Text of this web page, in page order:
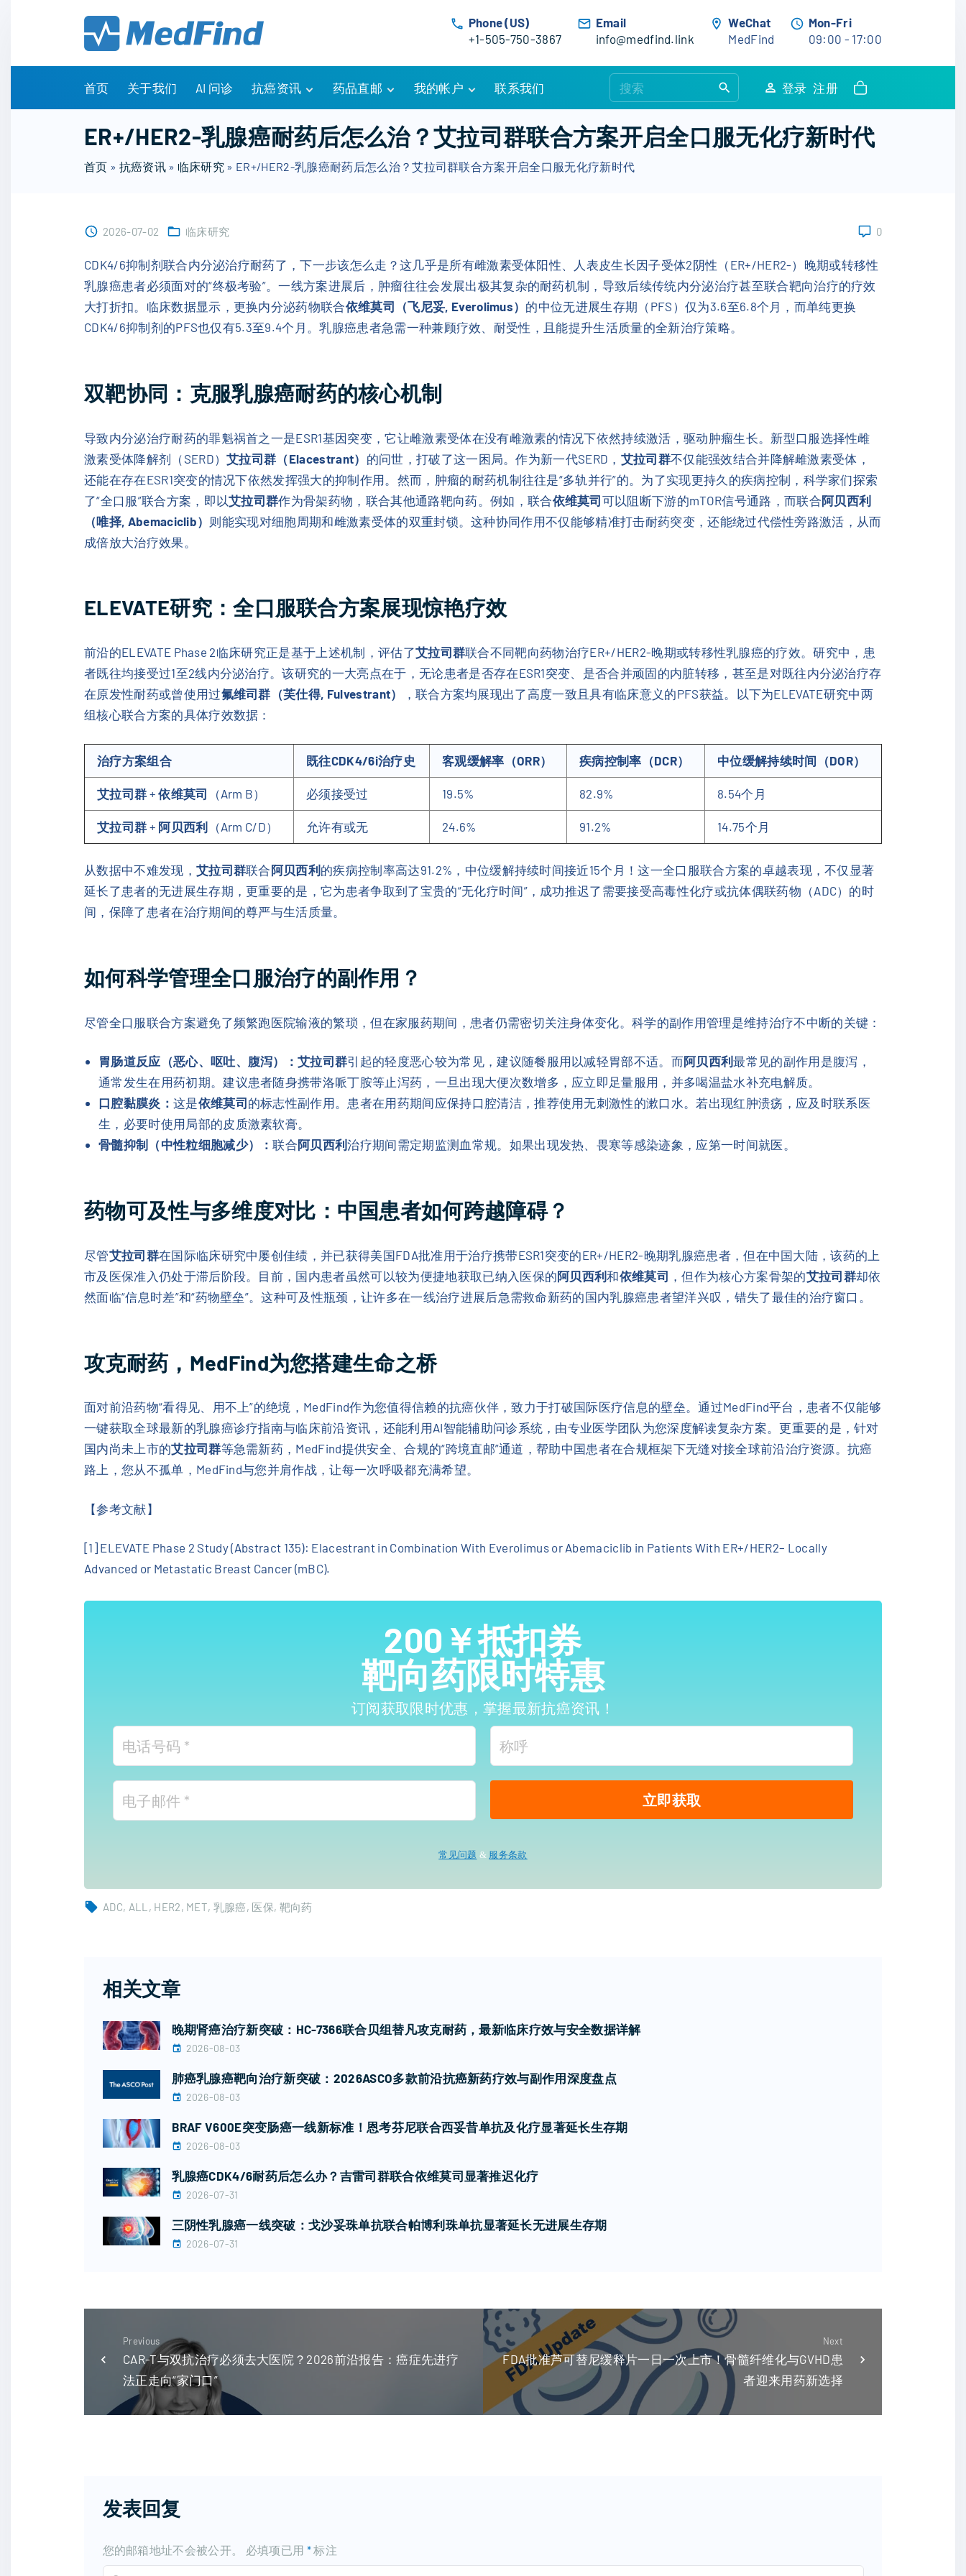
Phone (US)
+1-505-750-3867
Email
info@medfind.link
WeChat
MedFind
Mon-Fri
09:00 - 17:00
首页 关于我们 AI 问诊 抗癌资讯
有问有答
诊疗指南
药物信息
药品直邮
购物车
订单追踪
优惠活动
我的帐户
账户详情
我的订单
联系我们
e
r
登录 注册
ER+/HER2-乳腺癌耐药后怎么治？艾拉司群联合方案开启全口服无化疗新时代
首页 » 抗癌资讯» 临床研究 » ER+/HER2-乳腺癌耐药后怎么治？艾拉司群联合方案开启全口服无化疗新时代
2026-07-02 临床研究 0
CDK4/6抑制剂联合内分泌治疗耐药了，下一步该怎么走？这几乎是所有雌激素受体阳性、人表皮生长因子受体2阴性（ER+/HER2-）晚期或转移性
乳腺癌患者必须面对的“终极考验”。一线方案进展后，肿瘤往往会发展出极其复杂的耐药机制，导致后续传统内分泌治疗甚至联合靶向治疗的疗效
大打折扣。临床数据显示，更换内分泌药物联合依维莫司（飞尼妥, Everolimus） 的中位无进展生存期（PFS）仅为3.6至6.8个月，而单纯更换
CDK4/6抑制剂的PFS也仅有5.3至9.4个月。乳腺癌患者急需一种兼顾疗效、耐受性，且能提升生活质量的全新治疗策略。
双靶协同：克服乳腺癌耐药的核心机制
导致内分泌治疗耐药的罪魁祸首之一是ESR1基因突变，它让雌激素受体在没有雌激素的情况下依然持续激活，驱动肿瘤生长。新型口服选择性雌
激素受体降解剂（SERD）艾拉司群（Elacestrant） 的问世，打破了这一困局。作为新一代SERD， 艾拉司群不仅能强效结合并降解雌激素受体，
还能在存在ESR1突变的情况下依然发挥强大的抑制作用。然而，肿瘤的耐药机制往往是“多轨并行”的。为了实现更持久的疾病控制，科学家们探索
了“全口服”联合方案，即以艾拉司群作为骨架药物，联合其他通路靶向药。例如，联合依维莫司可以阻断下游的mTOR信号通路，而联合阿贝西利
（唯择, Abemaciclib） 则能实现对细胞周期和雌激素受体的双重封锁。这种协同作用不仅能够精准打击耐药突变，还能绕过代偿性旁路激活，从而
成倍放大治疗效果。
ELEVATE研究：全口服联合方案展现惊艳疗效
前沿的ELEVATE Phase 2临床研究正是基于上述机制，评估了艾拉司群联合不同靶向药物治疗ER+/HER2-晚期或转移性乳腺癌的疗效。研究中，患
者既往均接受过1至2线内分泌治疗。该研究的一大亮点在于，无论患者是否存在ESR1突变、是否合并顽固的内脏转移，甚至是对既往内分泌治疗存
在原发性耐药或曾使用过氟维司群（芙仕得, Fulvestrant）
，联合方案均展现出了高度一致且具有临床意义的PFS获益。以下为ELEVATE研究中两
组核心联合方案的具体疗效数据：
治疗方案组合 既往CDK4/6i治疗史 客观缓解率（ORR） 疾病控制率（DCR） 中位缓解持续时间（DOR）
艾拉司群 +依维莫司 （Arm B） 必须接受过 19.5% 82.9% 8.54个月
艾拉司群 + 阿贝西利 （Arm C/D） 允许有或无 24.6% 91.2% 14.75个月
从数据中不难发现， 艾拉司群联合阿贝西利的疾病控制率高达91.2%，中位缓解持续时间接近15个月！这一全口服联合方案的卓越表现，不仅显著
延长了患者的无进展生存期，更重要的是，它为患者争取到了宝贵的“无化疗时间”，成功推迟了需要接受高毒性化疗或抗体偶联药物（ADC）的时
间，保障了患者在治疗期间的尊严与生活质量。
如何科学管理全口服治疗的副作用？
尽管全口服联合方案避免了频繁跑医院输液的繁琐，但在家服药期间，患者仍需密切关注身体变化。科学的副作用管理是维持治疗不中断的关键：
胃肠道反应（恶心、呕吐、腹泻）：艾拉司群引起的轻度恶心较为常见，建议随餐服用以减轻胃部不适。而阿贝西利最常见的副作用是腹泻，
通常发生在用药初期。建议患者随身携带洛哌丁胺等止泻药，一旦出现大便次数增多，应立即足量服用，并多喝温盐水补充电解质。
口腔黏膜炎： 这是依维莫司 的标志性副作用。患者在用药期间应保持口腔清洁，推荐使用无刺激性的漱口水。若出现红肿溃疡，应及时联系医
生，必要时使用局部的皮质激素软膏。
骨髓抑制（中性粒细胞减少）：联合阿贝西利治疗期间需定期监测血常规。如果出现发热、畏寒等感染迹象，应第一时间就医。
药物可及性与多维度对比：中国患者如何跨越障碍？
尽管艾拉司群在国际临床研究中屡创佳绩，并已获得美国FDA批准用于治疗携带ESR1突变的ER+/HER2-晚期乳腺癌患者，但在中国大陆，该药的上
市及医保准入仍处于滞后阶段。目前，国内患者虽然可以较为便捷地获取已纳入医保的阿贝西利和依维莫司 ，但作为核心方案骨架的艾拉司群却依
然面临“信息时差”和“药物壁垒”。这种可及性瓶颈，让许多在一线治疗进展后急需救命新药的国内乳腺癌患者望洋兴叹，错失了最佳的治疗窗口。
攻克耐药，MedFind为您搭建生命之桥
面对前沿药物“看得见、用不上”的绝境，MedFind作为您值得信赖的抗癌伙伴，致力于打破国际医疗信息的壁垒。通过MedFind平台，患者不仅能够
一键获取全球最新的乳腺癌诊疗指南与临床前沿资讯，还能利用AI智能辅助问诊系统，由专业医学团队为您深度解读复杂方案。更重要的是，针对
国内尚未上市的艾拉司群等急需新药，MedFind提供安全、合规的“跨境直邮”通道，帮助中国患者在合规框架下无缝对接全球前沿治疗资源。抗癌
路上，您从不孤单，MedFind与您并肩作战，让每一次呼吸都充满希望。
【参考文献】
[1] ELEVATE Phase 2 Study (Abstract 135): Elacestrant in Combination With Everolimus or Abemaciclib in Patients With ER+/HER2– Locally
Advanced or Metastatic Breast Cancer (mBC).
200￥抵扣券
靶向药限时特惠
订阅获取限时优惠，掌握最新抗癌资讯！
常见问题 & 服务条款
ADC ALL HER2 MET 乳腺癌 医保 靶向药
相关文章
晚期肾癌治疗新突破：HC-7366联合贝组替凡攻克耐药，最新临床疗效与安全数据详解
2026-08-03
肺癌乳腺癌靶向治疗新突破：2026ASCO多款前沿抗癌新药疗效与副作用深度盘点
2026-08-03
BRAF V600E突变肠癌一线新标准！恩考芬尼联合西妥昔单抗及化疗显著延长生存期
2026-08-03
乳腺癌CDK4/6耐药后怎么办？吉雷司群联合依维莫司显著推迟化疗
2026-07-31
三阴性乳腺癌一线突破：戈沙妥珠单抗联合帕博利珠单抗显著延长无进展生存期
2026-07-31
Previous
CAR-T与双抗治疗必须去大医院？2026前沿报告：癌症先进疗
法正走向“家门口”
Next
FDA批准芦可替尼缓释片一日一次上市！骨髓纤维化与GVHD患
者迎来用药新选择
发表回复
您的邮箱地址不会被公开。 必填项已用 *标注